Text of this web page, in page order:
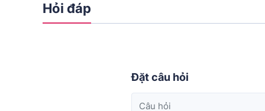
Hỏi đáp
Đặt câu hỏi